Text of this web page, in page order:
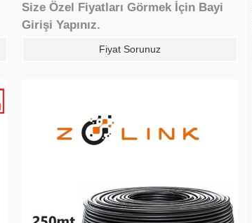
Size Özel Fiyatları Görmek İçin Bayi
Girişi Yapınız.
Fiyat Sorunuz